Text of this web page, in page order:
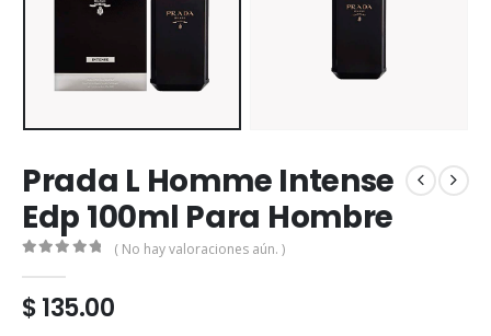
Prada L Homme Intense
Edp 100ml Para Hombre
( No hay valoraciones aún. )
$135.00